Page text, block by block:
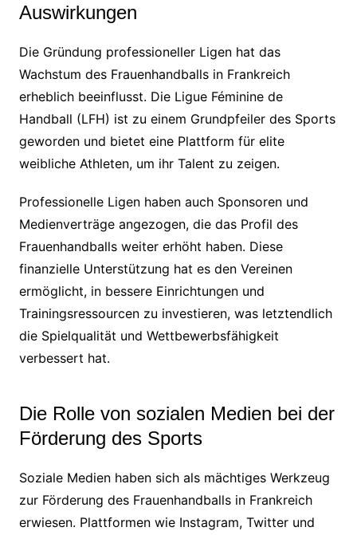
Auswirkungen
Die Gründung professioneller Ligen hat das
Wachstum des Frauenhandballs in Frankreich
erheblich beeinflusst. Die Ligue Féminine de
Handball (LFH) ist zu einem Grundpfeiler des Sports
geworden und bietet eine Plattform für elite
weibliche Athleten, um ihr Talent zu zeigen.
Professionelle Ligen haben auch Sponsoren und
Medienverträge angezogen, die das Profil des
Frauenhandballs weiter erhöht haben. Diese
finanzielle Unterstützung hat es den Vereinen
ermöglicht, in bessere Einrichtungen und
Trainingsressourcen zu investieren, was letztendlich
die Spielqualität und Wettbewerbsfähigkeit
verbessert hat.
Die Rolle von sozialen Medien bei der
Förderung des Sports
Soziale Medien haben sich als mächtiges Werkzeug
zur Förderung des Frauenhandballs in Frankreich
erwiesen. Plattformen wie Instagram, Twitter und